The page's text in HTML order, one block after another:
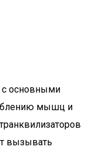
с основными
мышц и
вызывать